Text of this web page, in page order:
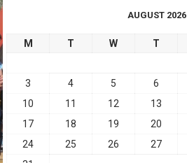
AUGUST 2026
M T W T
3
4 5 6
10
11 12 13
17
18 19 20
24
25 26 27